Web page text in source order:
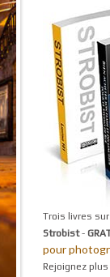
Trois livres
Strobist-
pour
Rejoignez plus